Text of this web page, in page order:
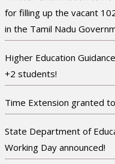
for filling up the vacant
in the Tamil Nadu
Higher Education
+2 students!
Time Extension granted
State Department of
Working Day announced!